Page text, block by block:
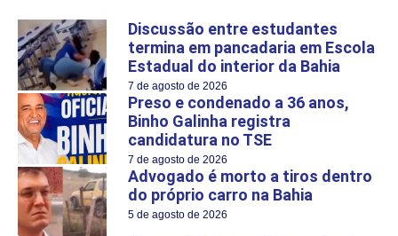
Discussão entre estudantes
termina em pancadaria em Escola
Estadual do interior da Bahia
7 de agosto de 2026
Preso e condenado a 36 anos,
Binho Galinha registra
candidatura no TSE
7 de agosto de 2026
Advogado é morto a tiros dentro
do próprio carro na Bahia
5 de agosto de 2026